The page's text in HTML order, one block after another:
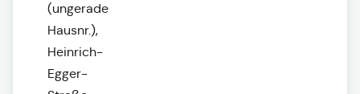
(ungerade
Hausnr.),
Heinrich-
Egger-